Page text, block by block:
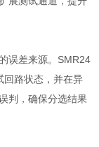
误差来源。SMR24
回路状态，并在异
判，确保分选结果